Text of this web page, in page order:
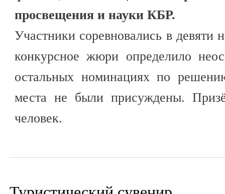
просвещения и науки КБР.
Участники соревновались в девяти
конкурсное жюри определило
остальных номинациях по
места не были присуждены.
человек.